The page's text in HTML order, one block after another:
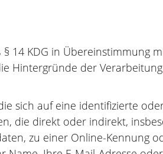
14 KDG in Übereinstimmung
Hintergründe der
sich auf eine identifizierte
die direkt oder indirekt,
zu einer Online-Kennung